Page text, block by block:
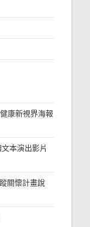
康新視界海報
本演出影片
關懷計畫說